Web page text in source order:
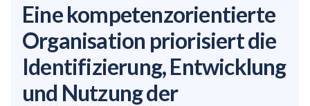
Einekompetenzorientierte
Organisation priorisiert die
Identifizierung, Entwicklung
und Nutzung der